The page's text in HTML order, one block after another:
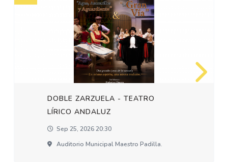
DOBLE ZARZUELA - TEATRO
LÍRICO ANDALUZ
Sep 25, 2026 20:30
Auditorio Municipal Maestro Padilla.